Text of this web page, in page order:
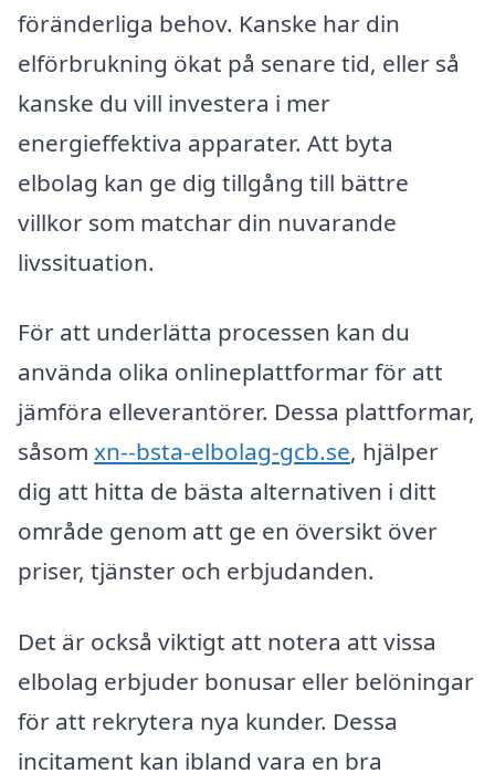
föränderliga behov. Kanske har din
elförbrukning ökat på senare tid, eller så
kanske du vill investera i mer
energieffektiva apparater. Att byta
elbolag kan ge dig tillgång till bättre
villkor som matchar din nuvarande
livssituation.
För att underlätta processen kan du
använda olika onlineplattformar för att
jämföra elleverantörer. Dessa plattformar,
såsom xn--bsta-elbolag-gcb.se, hjälper
dig att hitta de bästa alternativen i ditt
område genom att ge en översikt över
priser, tjänster och erbjudanden.
Det är också viktigt att notera att vissa
elbolag erbjuder bonusar eller belöningar
för att rekrytera nya kunder. Dessa
incitament kan ibland vara en bra